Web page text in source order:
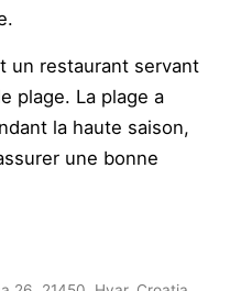
un restaurant servant
plage. La plage a
la haute saison,
une bonne